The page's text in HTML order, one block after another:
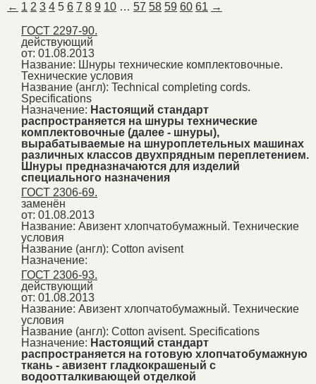
← 1 2 3 4 5 6 7 8 9 10 … 57 58 59 60 61 →
ГОСТ 2297-90.
действующий
от: 01.08.2013
Название: Шнуры технические комплектовочные.
Технические условия
Название (англ): Technical completing cords.
Specifications
Назначение: Настоящий стандарт
распространяется на шнуры технические
комплектовочные (далее - шнуры),
вырабатываемые на шнуроплетельных машинах
различных классов двухпрядным переплетением.
Шнуры предназначаются для изделий
специального назначения
ГОСТ 2306-69.
заменён
от: 01.08.2013
Название: Авизент хлопчатобумажный. Технические
условия
Название (англ): Cotton avisent
Назначение:
ГОСТ 2306-93.
действующий
от: 01.08.2013
Название: Авизент хлопчатобумажный. Технические
условия
Название (англ): Cotton avisent. Specifications
Назначение: Настоящий стандарт
распространяется на готовую хлопчатобумажную
ткань - авизент гладкокрашеный с
водоотталкивающей отделкой